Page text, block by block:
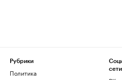
Рубрики
Политика
сети